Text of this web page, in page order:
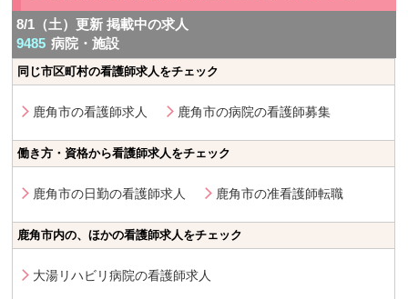
8/1（土）更新 掲載中の求人
9485 病院・施設
同じ市区町村の看護師求人をチェック
鹿角市の看護師求人 鹿角市の病院の看護師募集
働き方・資格から看護師求人をチェック
鹿角市の日勤の看護師求人 鹿角市の准看護師転職
鹿角市内の、ほかの看護師求人をチェック
大湯リハビリ病院の看護師求人